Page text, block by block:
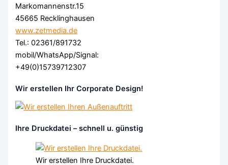
Markomannenstr.15
45665 Recklinghausen
www.zetmedia.de
Tel.: 02361/891732
mobil/WhatsApp/Signal:
+49(0)15739712307
Wir erstellen Ihr Corporate Design!
Ihre Druckdatei – schnell u. günstig
Wir erstellen Ihre Druckdatei.